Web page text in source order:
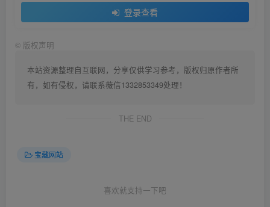
登录查看
© 版权声明
本站资源整理自互联网，分享仅供学习参考，版权归原作者所
有，如有侵权，请联系薇信1332853349处理！
THE END
宝藏网站
喜欢就支持一下吧